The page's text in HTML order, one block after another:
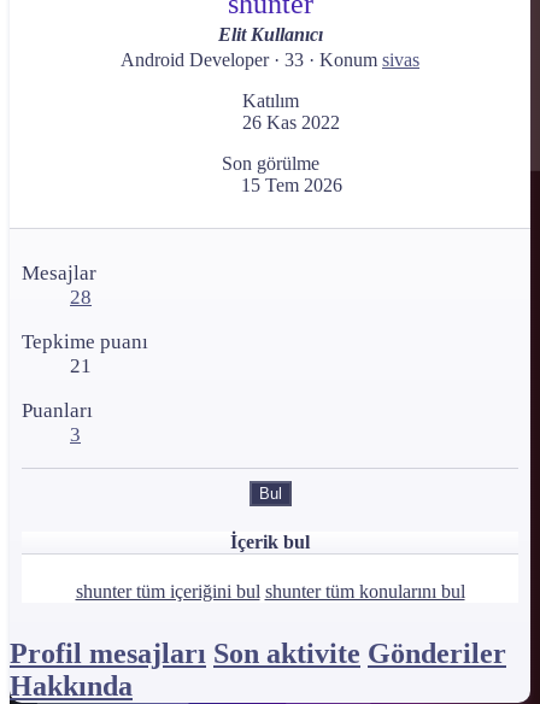
Elit Kullanıcı
Android Developer · 33 · Konum sivas
Katılım
26 Kas 2022
Son görülme
15 Tem 2026
Mesajlar
28
Tepkime puanı
21
Puanları
3
Bul
İçerik bul
shunter tüm içeriğini bul shunter tüm konularını bul
Profil mesajları Son aktivite Gönderiler
Hakkında